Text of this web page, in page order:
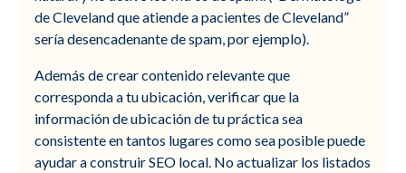
de Cleveland que atiende a pacientes de Cleveland”
sería desencadenante de spam, por ejemplo).
Además de crear contenido relevante que
corresponda a tu ubicación, verificar que la
información de ubicación de tu práctica sea
consistente en tantos lugares como sea posible puede
ayudar a construir SEO local. No actualizar los listados